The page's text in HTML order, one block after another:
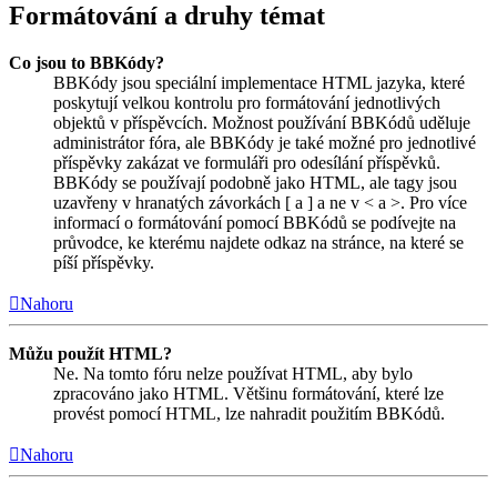
Formátování a druhy témat
Co jsou to BBKódy?
BBKódy jsou speciální implementace HTML jazyka, které
poskytují velkou kontrolu pro formátování jednotlivých
objektů v příspěvcích. Možnost používání BBKódů uděluje
administrátor fóra, ale BBKódy je také možné pro jednotlivé
příspěvky zakázat ve formuláři pro odesílání příspěvků.
BBKódy se používají podobně jako HTML, ale tagy jsou
uzavřeny v hranatých závorkách [ a ] a ne v < a >. Pro více
informací o formátování pomocí BBKódů se podívejte na
průvodce, ke kterému najdete odkaz na stránce, na které se
píší příspěvky.
Nahoru
Můžu použít HTML?
Ne. Na tomto fóru nelze používat HTML, aby bylo
zpracováno jako HTML. Většinu formátování, které lze
provést pomocí HTML, lze nahradit použitím BBKódů.
Nahoru